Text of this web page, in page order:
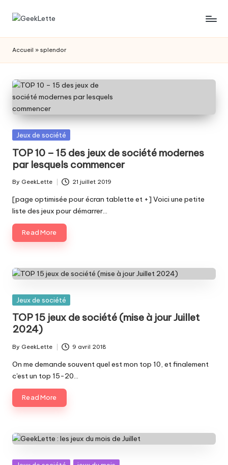
Skip
G
e
e
k
L
e
t
t
e
les
de
société
Accueil » splendor
Posted
Jeux de société
TOP 10 – 15 des jeux de société modernes
par lesquels commencer
Posted
by
By GeekLette 21 juillet 2019
[page optimisée pour écran tablette et +] Voici une petite
liste des jeux pour démarrer…
Read More
Posted
Jeux de société
TOP 15 jeux de société (mise à jour Juillet
2024)
Posted
by
By GeekLette 9 avril 2018
On me demande souvent quel est mon top 10, et finalement
c'est un top 15-20…
Read More